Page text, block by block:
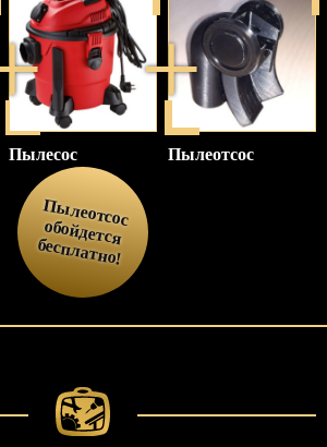
Пылесос Пылеотсос
П
ы
леотсос
обойдется
бесплатно!